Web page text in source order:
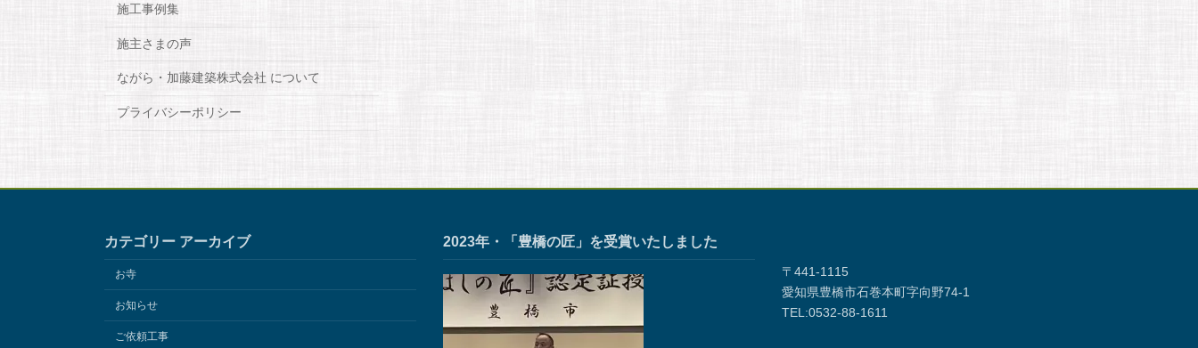
施工事例集
施主さまの声
ながら・加藤建築株式会社 について
プライバシーポリシー
カテゴリー アーカイブ
お寺
お知らせ
ご依頼工事
2023年・「豊橋の匠」を受賞いたしました
〒441-1115
愛知県豊橋市石巻本町字向野74-1
TEL:0532-88-1611